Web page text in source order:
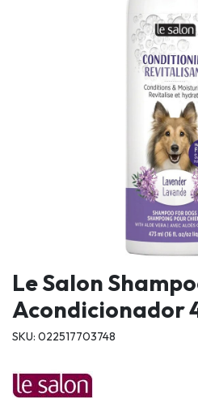
Le Salon
Acondicionador
SKU: 022517703748